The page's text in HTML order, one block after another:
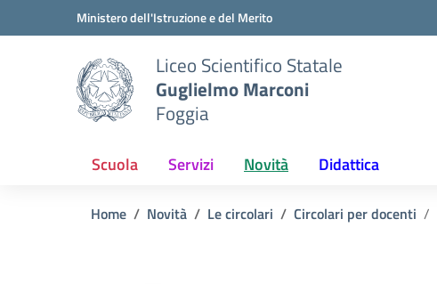
Vai ai contenuti
Vai al menu di navigazioneMinistero dell'Istruzione e del Merito
Liceo Scientifico Statale
Guglielmo Marconi
Foggia
Scuola Servizi Novità Didattica
Home Novità Le circolari Circolari per docenti